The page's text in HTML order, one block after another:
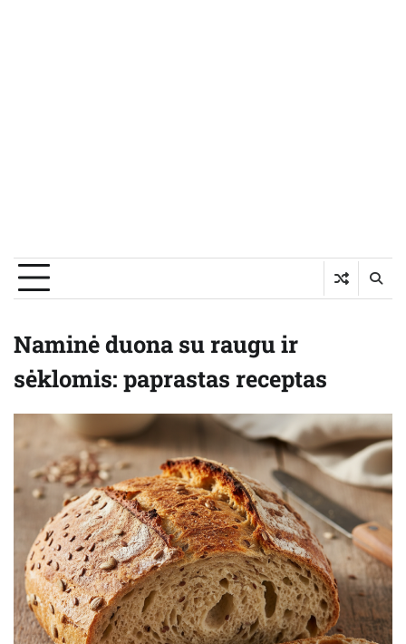
Naminė duona su raugu ir
sėklomis: paprastas receptas